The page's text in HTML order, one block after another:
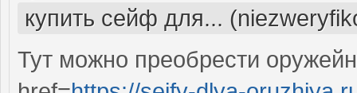
купить сейф для...
Тут можно преобрести